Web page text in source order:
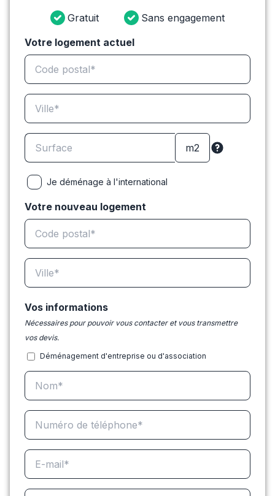
Gratuit
Sans engagement
Votre logement actuel
Je déménage à l'international
Votre nouveau logement
Vos informations
Nécessaires pour pouvoir vous contacter et vous transmettre
vos devis.
Déménagement d'entreprise ou d'association